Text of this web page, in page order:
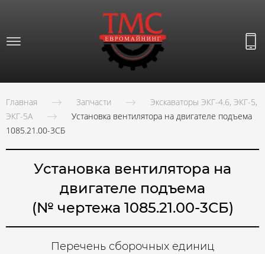
Главная Запчасти
Экскаваторы ЭКГ-4.6, ЭКГ-5,
ЭКГ-5А
Установка вентилятора на двигателе подъема
1085.21.00-3СБ
Установка вентилятора на
двигателе подъема
(№ чертежа 1085.21.00-3СБ)
Перечень сборочных единиц